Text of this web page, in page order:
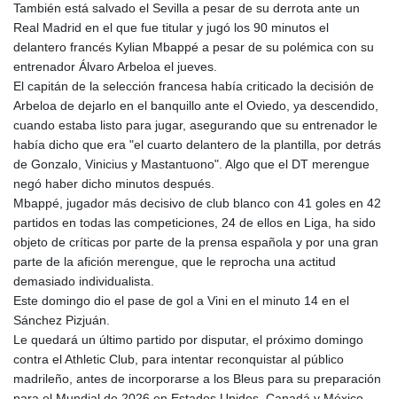
También está salvado el Sevilla a pesar de su derrota ante un
Real Madrid en el que fue titular y jugó los 90 minutos el
delantero francés Kylian Mbappé a pesar de su polémica con su
entrenador Álvaro Arbeloa el jueves.
El capitán de la selección francesa había criticado la decisión de
Arbeloa de dejarlo en el banquillo ante el Oviedo, ya descendido,
cuando estaba listo para jugar, asegurando que su entrenador le
había dicho que era "el cuarto delantero de la plantilla, por detrás
de Gonzalo, Vinicius y Mastantuono". Algo que el DT merengue
negó haber dicho minutos después.
Mbappé, jugador más decisivo de club blanco con 41 goles en 42
partidos en todas las competiciones, 24 de ellos en Liga, ha sido
objeto de críticas por parte de la prensa española y por una gran
parte de la afición merengue, que le reprocha una actitud
demasiado individualista.
Este domingo dio el pase de gol a Vini en el minuto 14 en el
Sánchez Pizjuán.
Le quedará un último partido por disputar, el próximo domingo
contra el Athletic Club, para intentar reconquistar al público
madrileño, antes de incorporarse a los Bleus para su preparación